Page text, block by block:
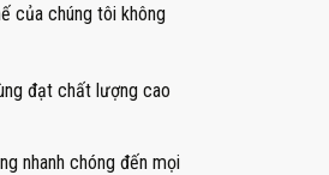
của chúng tôi không
đạt chất lượng cao
nhanh chóng đến mọi